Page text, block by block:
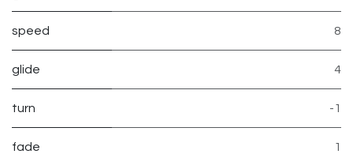
speed 8
glide 4
turn -1
fade 1